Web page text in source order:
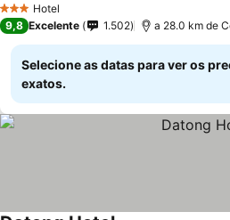
3 EstrelasHotel
9,8 Excelente 1.502 a 28.0 km de
Selecione as datas para ver os
exatos.